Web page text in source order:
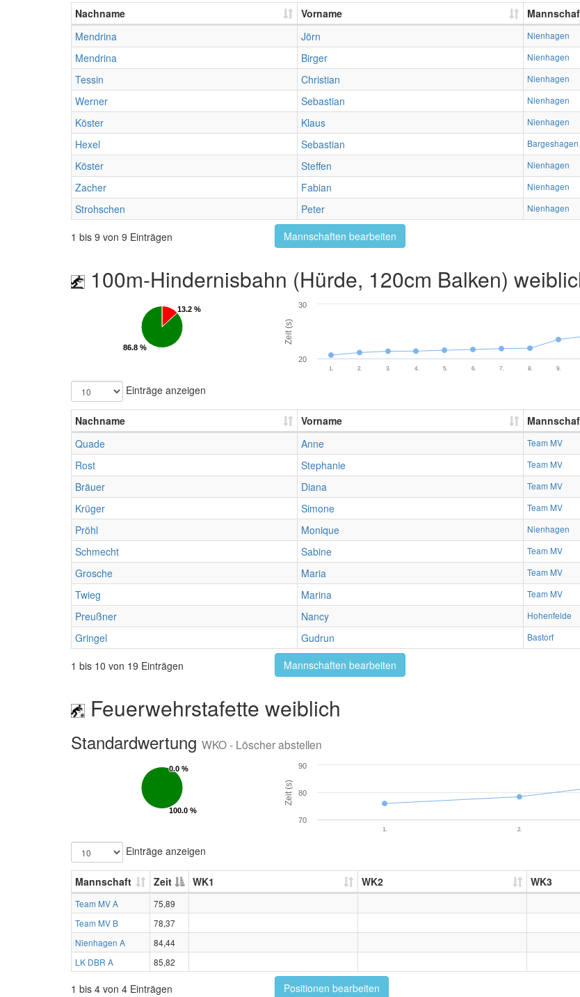
Nachname Vorname
Mendrina
Jörn Nienhagen
Mendrina
Birger Nienhagen
Tessin
Christian Nienhagen
Werner
Sebastian Nienhagen
Köster
Klaus Nienhagen
Hexel
Sebastian Bargeshagen
Köster
Steffen Nienhagen
Zacher
Fabian Nienhagen
Strohschen
Peter Nienhagen
1 bis 9 von 9 Einträgen
Mannschaften bearbeiten
100m-Hindernisbahn (Hürde, 120cm Balken)
13.2 %
13.2 %
86.8 %
86.8 %
Zeit (s)
1. 2. 3. 4. 5. 6. 7. 8. 9.
20
30
Einträge anzeigen
Nachname Vorname
Quade
Anne Team MV
Rost
Stephanie Team MV
Bräuer
Diana Team MV
Krüger
Simone Team MV
Pröhl
Monique Nienhagen
Schmecht
Sabine Team MV
Grosche
Maria Team MV
Twieg
Marina Team MV
Preußner
Nancy Hohenfelde
Gringel
Gudrun Bastorf
1 bis 10 von 19 Einträgen
Mannschaften bearbeiten
Feuerwehrstafette weiblich
Standardwertung WKO - Löscher abstellen
0.0 %
0.0 %
100.0 %
100.0 %
Zeit (s)
1. 2.
70
80
90
Einträge anzeigen
Mannschaft Zeit WK1 WK2 WK3
Team MV A
75,89
Team MV B
78,37
Nienhagen A
84,44
LK DBR A
85,82
1 bis 4 von 4 Einträgen Positionen bearbeiten